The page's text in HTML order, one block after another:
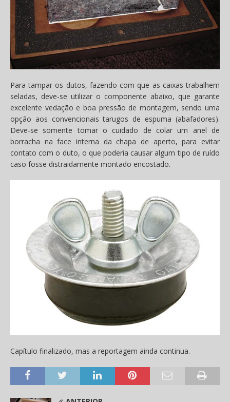
Para tampar os dutos, fazendo com que as caixas trabalhem
seladas, deve-se utilizar o componente abaixo, que garante
excelente vedação e boa pressão de montagem, sendo uma
opção aos convencionais tarugos de espuma (abafadores).
Deve-se somente tomar o cuidado de colar um anel de
borracha na face interna da chapa de aperto, para evitar
contato com o duto, o que poderia causar algum tipo de ruído
caso fosse distraidamente montado encostado.
Capítulo finalizado, mas a reportagem ainda continua.